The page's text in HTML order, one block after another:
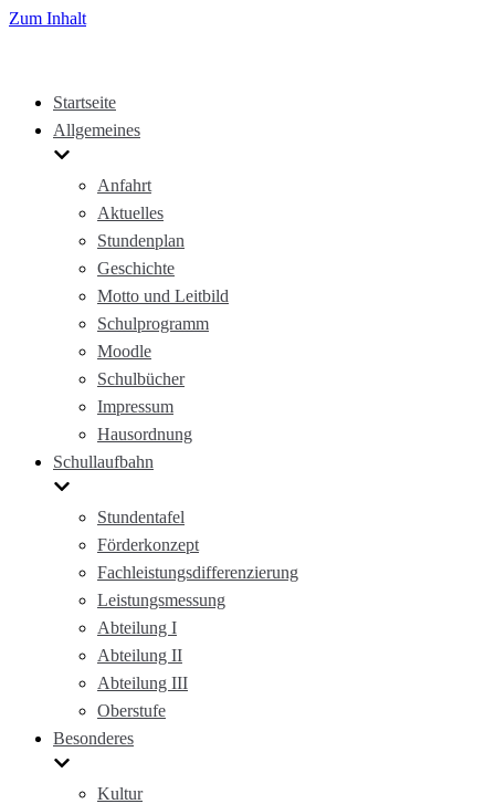
Zum Inhalt
Startseite
Allgemeines
Anfahrt
Aktuelles
Stundenplan
Geschichte
Motto und Leitbild
Schulprogramm
Moodle
Schulbücher
Impressum
Hausordnung
Schullaufbahn
Stundentafel
Förderkonzept
Fachleistungsdifferenzierung
Leistungsmessung
Abteilung I
Abteilung II
Abteilung III
Oberstufe
Besonderes
Kultur